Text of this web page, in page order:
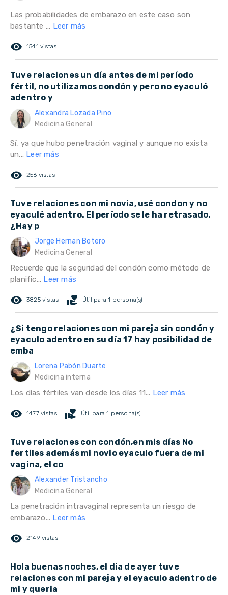
Las probabilidades de embarazo en este caso son
bastante ... Leer más
remove_red_eye 1541 vistas
Tuve relaciones un día antes de mi período
fértil, no utilizamos condón y pero no eyaculó
adentro y
Alexandra Lozada Pino
Medicina General
Sí, ya que hubo penetración vaginal y aunque no exista
un... Leer más
remove_red_eye 256 vistas
Tuve relaciones con mi novia, usé condon y no
eyaculé adentro. El período se le ha retrasado.
¿Hay p
Jorge Hernan Botero
Medicina General
Recuerde que la seguridad del condón como método de
planific... Leer más
remove_red_eye 3825 vistas volunteer_activism Útil para 1 persona(s)
¿Si tengo relaciones con mi pareja sin condón y
eyaculo adentro en su día 17 hay posibilidad de
emba
Lorena Pabón Duarte
Medicina interna
Los días fértiles van desde los días 11... Leer más
remove_red_eye 1477 vistas volunteer_activism Útil para 1 persona(s)
Tuve relaciones con condón,en mis días No
fertiles además mi novio eyaculo fuera de mi
vagina, el co
Alexander Tristancho
Medicina General
La penetración intravaginal representa un riesgo de
embarazo... Leer más
remove_red_eye 2149 vistas
Hola buenas noches, el dia de ayer tuve
relaciones con mi pareja y el eyaculo adentro de
mi y queria